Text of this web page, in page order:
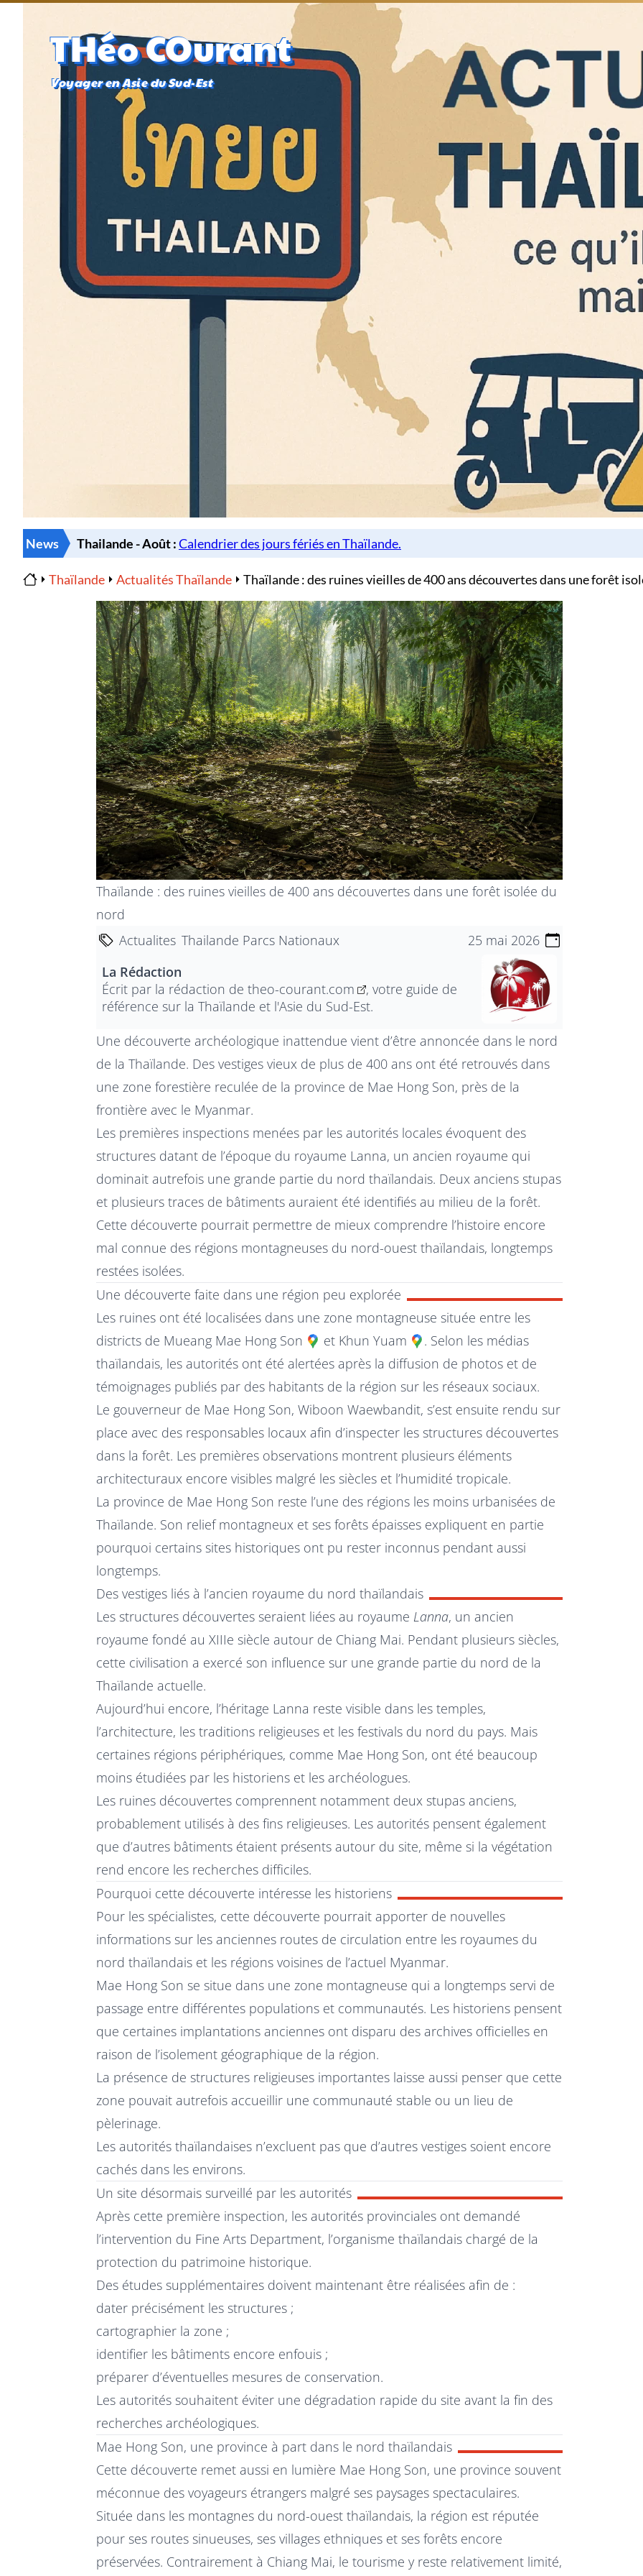
THéo COurant
Voyager en Asie du Sud-Est
News
Thaïlande Actualités Thaïlande Thaïlande : des ruines vieilles de 400 ans découvertes dans une forêt
Thaïlande : des ruines vieilles de 400 ans découvertes dans une forêt isolée du
nord
Actualites Thailande Parcs Nationaux
25 mai 2026
La Rédaction
Écrit par la rédaction de theo-courant.com
, votre guide de
référence sur la Thaïlande et l'Asie du Sud-Est.
Une découverte archéologique inattendue vient d’être annoncée dans le nord
de la Thaïlande. Des vestiges vieux de plus de 400 ans ont été retrouvés dans
une zone forestière reculée de la province de Mae Hong Son, près de la
frontière avec le Myanmar.
Les premières inspections menées par les autorités locales évoquent des
structures datant de l’époque du royaume Lanna, un ancien royaume qui
dominait autrefois une grande partie du nord thaïlandais. Deux anciens stupas
et plusieurs traces de bâtiments auraient été identifiés au milieu de la forêt.
Cette découverte pourrait permettre de mieux comprendre l’histoire encore
mal connue des régions montagneuses du nord-ouest thaïlandais, longtemps
restées isolées.
Une découverte faite dans une région peu explorée
Les ruines ont été localisées dans une zone montagneuse située entre les
districts de Mueang Mae Hong Son et Khun Yuam
. Selon les médias
thaïlandais, les autorités ont été alertées après la diffusion de photos et de
témoignages publiés par des habitants de la région sur les réseaux sociaux.
Le gouverneur de Mae Hong Son, Wiboon Waewbandit, s’est ensuite rendu sur
place avec des responsables locaux afin d’inspecter les structures découvertes
dans la forêt. Les premières observations montrent plusieurs éléments
architecturaux encore visibles malgré les siècles et l’humidité tropicale.
La province de Mae Hong Son reste l’une des régions les moins urbanisées de
Thaïlande. Son relief montagneux et ses forêts épaisses expliquent en partie
pourquoi certains sites historiques ont pu rester inconnus pendant aussi
longtemps.
Des vestiges liés à l’ancien royaume du nord thaïlandais
Les structures découvertes seraient liées au royaume Lanna, un ancien
royaume fondé au XIIIe siècle autour de Chiang Mai. Pendant plusieurs siècles,
cette civilisation a exercé son influence sur une grande partie du nord de la
Thaïlande actuelle.
Aujourd’hui encore, l’héritage Lanna reste visible dans les temples,
l’architecture, les traditions religieuses et les festivals du nord du pays. Mais
certaines régions périphériques, comme Mae Hong Son, ont été beaucoup
moins étudiées par les historiens et les archéologues.
Les ruines découvertes comprennent notamment deux stupas anciens,
probablement utilisés à des fins religieuses. Les autorités pensent également
que d’autres bâtiments étaient présents autour du site, même si la végétation
rend encore les recherches difficiles.
Pourquoi cette découverte intéresse les historiens
Pour les spécialistes, cette découverte pourrait apporter de nouvelles
informations sur les anciennes routes de circulation entre les royaumes du
nord thaïlandais et les régions voisines de l’actuel Myanmar.
Mae Hong Son se situe dans une zone montagneuse qui a longtemps servi de
passage entre différentes populations et communautés. Les historiens pensent
que certaines implantations anciennes ont disparu des archives officielles en
raison de l’isolement géographique de la région.
La présence de structures religieuses importantes laisse aussi penser que cette
zone pouvait autrefois accueillir une communauté stable ou un lieu de
pèlerinage.
Les autorités thaïlandaises n’excluent pas que d’autres vestiges soient encore
cachés dans les environs.
Un site désormais surveillé par les autorités
Après cette première inspection, les autorités provinciales ont demandé
l’intervention du Fine Arts Department, l’organisme thaïlandais chargé de la
protection du patrimoine historique.
Des études supplémentaires doivent maintenant être réalisées afin de :
dater précisément les structures ;
cartographier la zone ;
identifier les bâtiments encore enfouis ;
préparer d’éventuelles mesures de conservation.
Les autorités souhaitent éviter une dégradation rapide du site avant la fin des
recherches archéologiques.
Mae Hong Son, une province à part dans le nord thaïlandais
Cette découverte remet aussi en lumière Mae Hong Son, une province souvent
méconnue des voyageurs étrangers malgré ses paysages spectaculaires.
Située dans les montagnes du nord-ouest thaïlandais, la région est réputée
pour ses routes sinueuses, ses villages ethniques et ses forêts encore
préservées. Contrairement à Chiang Mai, le tourisme y reste relativement limité,